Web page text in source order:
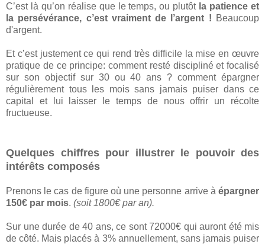
C’est là qu’on réalise que le temps, ou plutôt la patience et
la persévérance, c’est vraiment de l’argent ! Beaucoup
d'argent.
Et c’est justement ce qui rend très difficile la mise en œuvre
pratique de ce principe: comment resté discipliné et focalisé
sur son objectif sur 30 ou 40 ans ? comment épargner
régulièrement tous les mois sans jamais puiser dans ce
capital et lui laisser le temps de nous offrir un récolte
fructueuse.
Quelques chiffres pour illustrer le pouvoir des
intérêts composés
Prenons le cas de figure où une personne arrive à épargner
150€ par mois. (soit 1800€ par an).
Sur une durée de 40 ans, ce sont 72000€ qui auront été mis
de côté. Mais placés à 3% annuellement, sans jamais puiser